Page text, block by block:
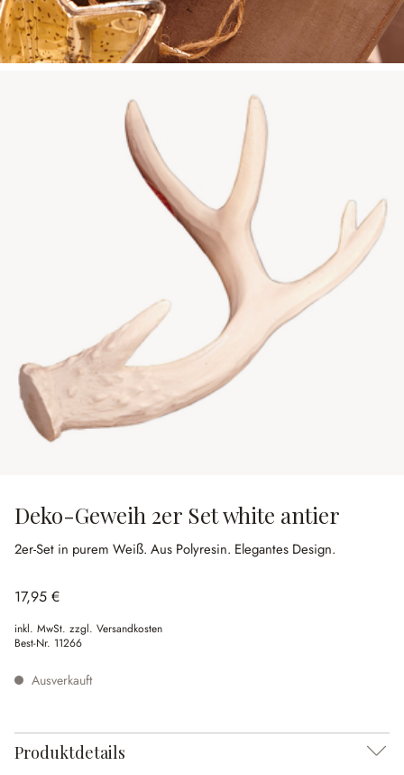
Deko-Geweih 2er Set white antier
2er-Set in purem Weiß. Aus Polyresin. Elegantes Design.
17,95 €
inkl. MwSt. zzgl. Versandkosten
Best-Nr. 11266
Ausverkauft
Produktdetails